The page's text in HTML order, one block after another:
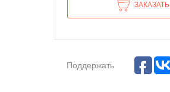
ЗАКАЗАТЬ
Поддержать